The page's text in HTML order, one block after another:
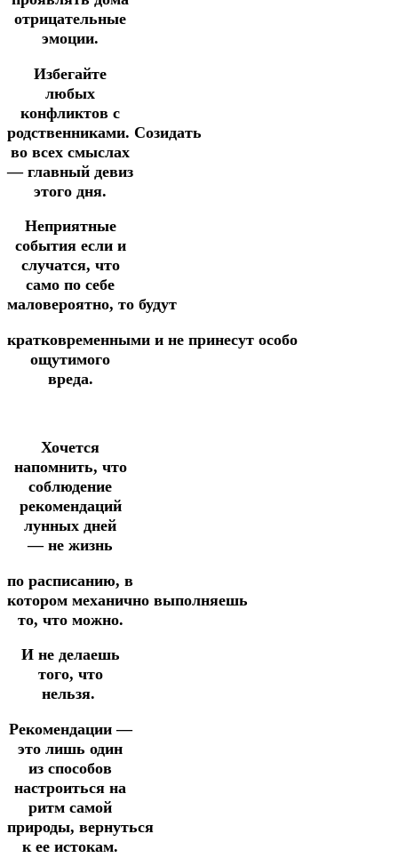
отрицательные
эмоции.
Избегайте
любых
конфликтов с
родственниками. Созидать
во всех смыслах
— главный девиз
этого дня.
Неприятные
события если и
случатся, что
само по себе
маловероятно, то будут
кратковременными и не принесут особо
ощутимого
вреда.
Хочется
напомнить, что
соблюдение
рекомендаций
лунных дней
— не жизнь
по расписанию, в
котором механично выполняешь
то, что можно.
И не делаешь
того, что
нельзя.
Рекомендации —
это лишь один
из способов
настроиться на
ритм самой
природы, вернуться
к ее истокам.